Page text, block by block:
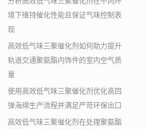
境下维持催化性能且保证气味控制表
现
高效低气味三聚催化剂如何助力提升
轨道交通聚氨酯内饰件的室内空气质
量
使用高效低气味三聚催化剂优化高回
弹海绵生产流程并满足严苛环保出口
高效低气味三聚催化剂在处理聚氨酯